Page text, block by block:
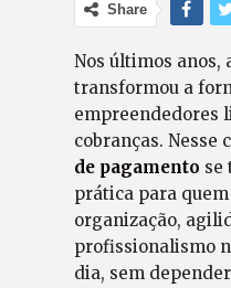
Share
Nos últimos anos,
transformou a
empreendedores
cobranças. Nesse
de pagamento se
prática para
organização,
profissionalismo
dia, sem